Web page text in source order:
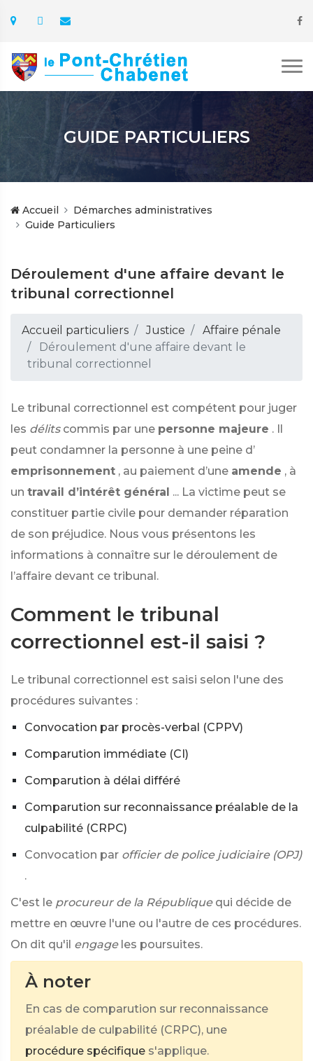
GUIDE PARTICULIERS
Accueil
Démarches administratives
Guide Particuliers
Déroulement d'une affaire devant le
tribunal correctionnel
Accueil particuliers Justice
Affaire pénale
Déroulement d'une affaire devant le
tribunal correctionnel
Le tribunal correctionnel est compétent pour juger
les délits commis par une personne majeure . Il
peut condamner la personne à une peine d’
emprisonnement , au paiement d’une amende , à
un travail d’intérêt général ... La victime peut se
constituer partie civile pour demander réparation
de son préjudice. Nous vous présentons les
informations à connaître sur le déroulement de
l’affaire devant ce tribunal.
Comment le tribunal
correctionnel est-il saisi ?
Le tribunal correctionnel est saisi selon l'une des
procédures suivantes :
Convocation par procès-verbal (CPPV)
Comparution immédiate (CI)
Comparution à délai différé
Comparution sur reconnaissance préalable de la
culpabilité (CRPC)
Convocation par officier de police judiciaire (OPJ)
.
C'est le procureur de la République qui décide de
mettre en œuvre l'une ou l'autre de ces procédures.
On dit qu'il engage les poursuites.
À noter
En cas de comparution sur reconnaissance
préalable de culpabilité (CRPC), une
procédure spécifique s'applique.